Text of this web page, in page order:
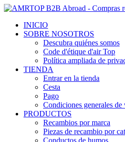
INICIO
SOBRE NOSOTROS
Descubra quiénes somos
Code d'étique d'air Top
Política ampliada de
TIENDA
Entrar en la tienda
Cesta
Pago
Condiciones generales de
PRODUCTOS
Recambios por marca
Piezas de recambio por
Conductos de humos